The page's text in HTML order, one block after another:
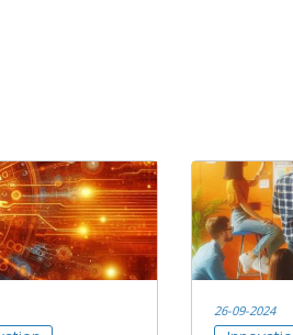
26-09-2024